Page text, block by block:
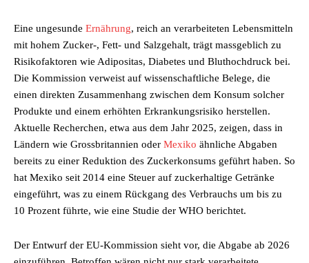
Eine ungesunde Ernährung, reich an verarbeiteten Lebensmitteln
mit hohem Zucker-, Fett- und Salzgehalt, trägt massgeblich zu
Risikofaktoren wie Adipositas, Diabetes und Bluthochdruck bei.
Die Kommission verweist auf wissenschaftliche Belege, die
einen direkten Zusammenhang zwischen dem Konsum solcher
Produkte und einem erhöhten Erkrankungsrisiko herstellen.
Aktuelle Recherchen, etwa aus dem Jahr 2025, zeigen, dass in
Ländern wie Grossbritannien oder Mexiko ähnliche Abgaben
bereits zu einer Reduktion des Zuckerkonsums geführt haben. So
hat Mexiko seit 2014 eine Steuer auf zuckerhaltige Getränke
eingeführt, was zu einem Rückgang des Verbrauchs um bis zu
10 Prozent führte, wie eine Studie der WHO berichtet.
Der Entwurf der EU-Kommission sieht vor, die Abgabe ab 2026